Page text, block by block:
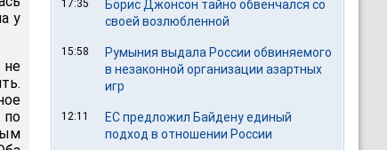
у
не
по
17:35
Борис Джонсон тайно обвенчался со
своей возлюбленной
15:58
Румыния выдала России обвиняемого
в незаконной организации азартных
игр
12:11
ЕС предложил Байдену единый
подход в отношении России